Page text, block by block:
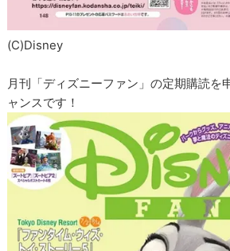
(C)Disney
月刊「ディズニーファン」の定期購読を
ャンスです！